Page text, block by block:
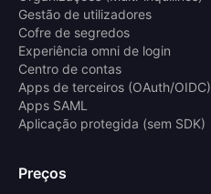
Gestão de utilizadores
Cofre de segredos
Experiência omni de login
Centro de contas
Apps de terceiros (OAuth/OIDC)
Apps SAML
Aplicação protegida (sem SDK)
Preços